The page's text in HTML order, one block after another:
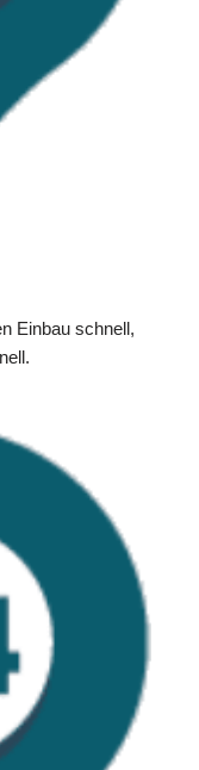
Einbau schnell,